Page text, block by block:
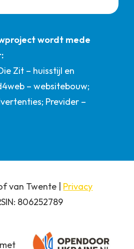
wordt mede
Zit – huisstijl en
– websitebouw;
Previder –
van Twente | Privacy
806252789